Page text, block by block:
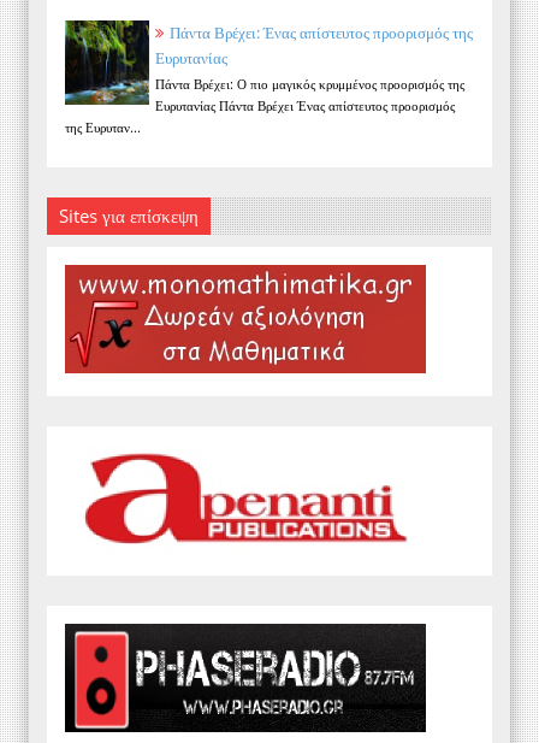
Πάντα Βρέχει: Ένας απίστευτος προορισμός της
Ευρυτανίας
Πάντα Βρέχει: Ο πιο μαγικός κρυμμένος προορισμός της
Ευρυτανίας Πάντα Βρέχει Ένας απίστευτος προορισμός
της Ευρυταν...
Sites για επίσκεψη